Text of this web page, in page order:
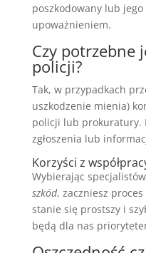
poszkodowany lub
upoważnieniem.
Czy potrzebne
policji?
Tak, w przypadkach
uszkodzenie mienia)
policji lub prokuratury.
zgłoszenia lub
Korzyści z
Wybierając
szkód, zaczniesz
stanie się prostszy i
będą dla nas